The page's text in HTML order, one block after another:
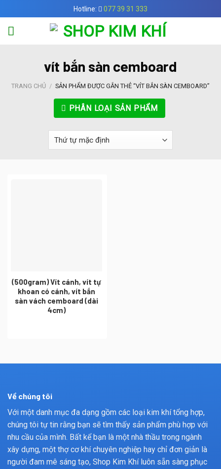
to
content
Hotline: 077 39 31 333
vít bắn sàn cemboard
TRANG CHỦ / SẢN PHẨM ĐƯỢC GẮN THẺ “VÍT BẮN SÀN CEMBOARD”
PHÂN LOẠI SẢN PHẨM
(500gram) Vít cánh, vít tự
khoan có cánh, vít bắn
sàn vách cemboard (dài
4cm)
Về chúng tôi
Với một danh mục đa dạng gồm các loại kim khí tổng hợp,
chúng tôi tự tin rằng bạn sẽ tìm thấy sản phẩm phù hợp với
nhu cầu của mình. Bất kể bạn là một nhà thầu trong ngành
xây dựng, một thợ cơ khí chuyên nghiệp hay chỉ đơn giản là
người đam mê sáng tạo, Shop Kim Khí luôn sẵn sàng phục